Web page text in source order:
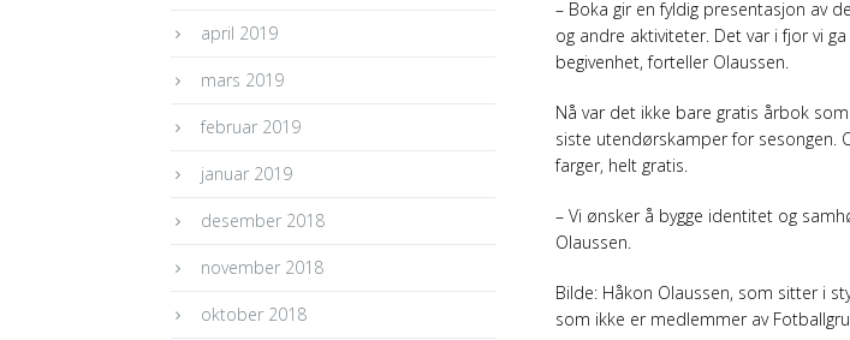
– Boka gir en fyldig presentasjon av
og andre aktiviteter. Det var i fjor vi
begivenhet, forteller Olaussen.
Nå var det ikke bare gratis årbok
siste utendørskamper for sesongen.
farger, helt gratis.
– Vi ønsker å bygge identitet og
Olaussen.
Bilde: Håkon Olaussen, som sitter i
som ikke er medlemmer av
april 2019
mars 2019
februar 2019
januar 2019
desember 2018
november 2018
oktober 2018